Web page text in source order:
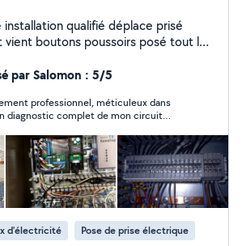
qualifié déplace prisé
boutons poussoirs posé tout le
plus bricolage bâtment
peinture pérenpation
intérieur décoration d'intérieur
des clients dépannage résoudre
déplacement gratuit visite
ce que ya faire
par Salomon : 5/5
professionnel, méticuleux dans
diagnostic complet de mon circuit
fortement les yeux fermés.
d’électricité Pose de prise électrique